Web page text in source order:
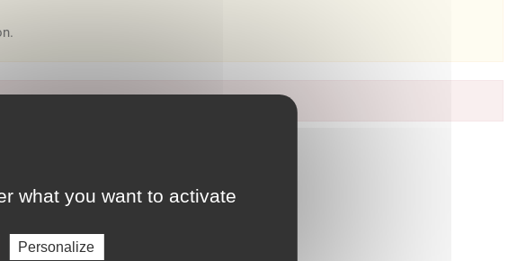
what you want to activate
Personalize
la connexion à vos services en ligne.